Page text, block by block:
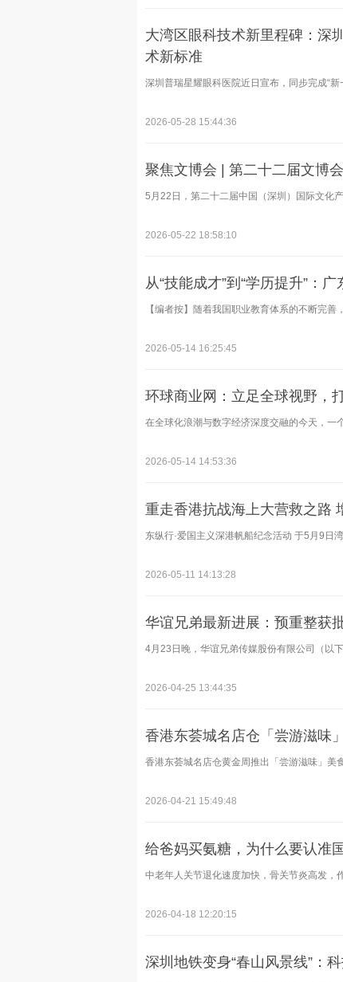
大湾区眼科技术新里程碑：深
术新标准
深圳普瑞星耀眼科医院近日宣布，同步完成“
2026-05-28 15:44:36
聚焦文博会 | 第二十二届文博
5月22日，第二十二届中国（深圳）国际文化
2026-05-22 18:58:10
从“技能成才”到“学历提升”：
【编者按】随着我国职业教育体系的不断完善
2026-05-14 16:25:45
环球商业网：立足全球视野，
在全球化浪潮与数字经济深度交融的今天，一
2026-05-14 14:53:36
重走香港抗战海上大营救之路
东纵行·爱国主义深港帆船纪念活动 于5月9日
2026-05-11 14:13:28
华谊兄弟最新进展：预重整获
4月23日晚，华谊兄弟传媒股份有限公司（以
2026-04-25 13:44:35
香港东荟城名店仓「尝游滋味
香港东荟城名店仓黄金周推出「尝游滋味」美
2026-04-21 15:49:48
给爸妈买氨糖，为什么要认准
中老年人关节退化速度加快，骨关节炎高发，
2026-04-18 12:20:15
深圳地铁变身“春山风景线”：